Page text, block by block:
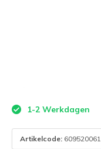
1-2 Werkdagen
Artikelcode: 609520061